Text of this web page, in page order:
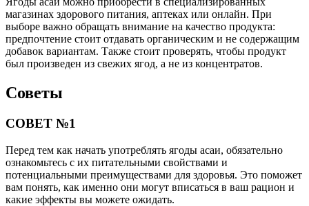
магазинах здорового питания, аптеках или онлайн. При
выборе важно обращать внимание на качество продукта:
предпочтение стоит отдавать органическим и не содержащим
добавок вариантам. Также стоит проверять, чтобы продукт
был произведен из свежих ягод, а не из концентратов.
Советы
СОВЕТ №1
Перед тем как начать употреблять ягоды асаи, обязательно
ознакомьтесь с их питательными свойствами и
потенциальными преимуществами для здоровья. Это поможет
вам понять, как именно они могут вписаться в ваш рацион и
какие эффекты вы можете ожидать.